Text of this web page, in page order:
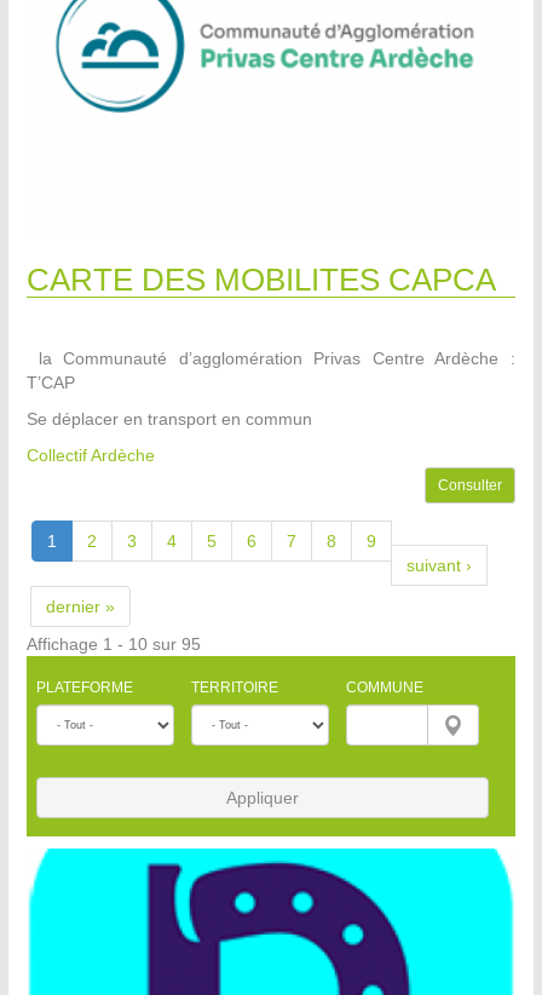
CARTE DES MOBILITES CAPCA
la Communauté d’agglomération Privas Centre Ardèche :
T’CAP
Se déplacer en transport en commun
Collectif Ardèche
Consulter
1 2 3 4 5 6 7 8
9
suivant ›
dernier »
Affichage 1 - 10 sur 95
PLATEFORME TERRITOIRE COMMUNE
Appliquer